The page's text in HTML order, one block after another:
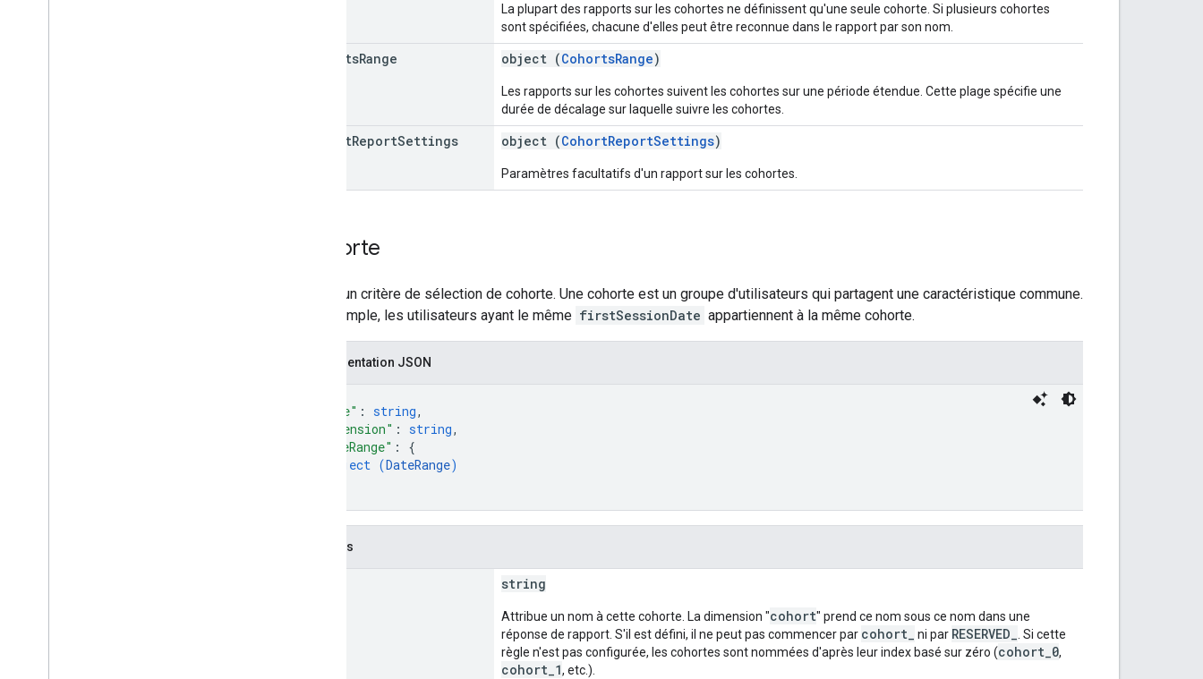
La plupart des rapports sur les cohortes ne définissent qu'une seule cohorte. Si plusieurs cohortes
sont spécifiées, chacune d'elles peut être reconnue dans le rapport par son nom.
cohortsRange object (CohortsRange)
Les rapports sur les cohortes suivent les cohortes sur une période étendue. Cette plage spécifie une
durée de décalage sur laquelle suivre les cohortes.
cohortReportSettings object (CohortReportSettings)
Paramètres facultatifs d'un rapport sur les cohortes.
Cohorte
Définit un critère de sélection de cohorte. Une cohorte est un groupe d'utilisateurs qui partagent une caractéristique commune.
Par exemple, les utilisateurs ayant le même firstSessionDate appartiennent à la même cohorte.
Représentation JSON
"name" : string,
"dimension" : string,
"dateRange" : {
object (DateRange)
Champs
string
Attribue un nom à cette cohorte. La dimension "cohort" prend ce nom sous ce nom dans une
réponse de rapport. S'il est défini, il ne peut pas commencer par cohort_ ni par RESERVED_
. Si cette
règle n'est pas configurée, les cohortes sont nommées d'après leur index basé sur zéro (cohort_0,
cohort_1, etc.).